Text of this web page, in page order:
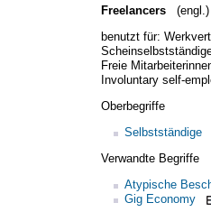
Freelancers
(engl.)
benutzt für:
Freie
Involuntary self-
Oberbegriffe
Selbstständige
Verwandte Begriffe
Atypische
Gig Economy